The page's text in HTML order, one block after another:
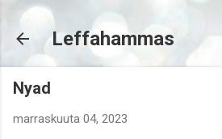
Leffahammas
Nyad
marraskuuta 04, 2023